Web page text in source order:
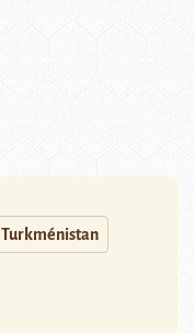
Turkménistan